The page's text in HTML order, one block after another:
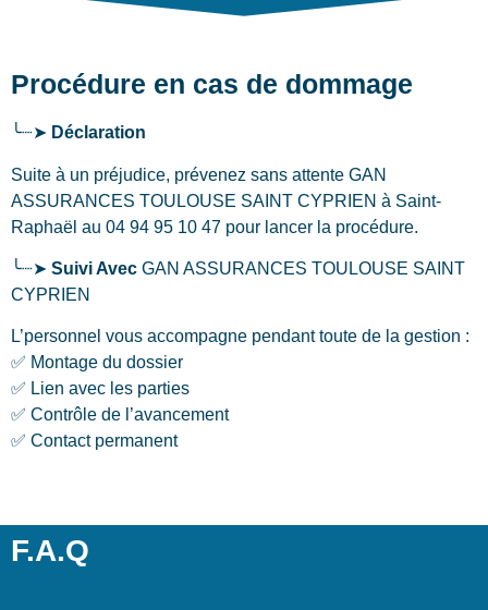
Procédure en cas de dommage
╰┈➤ Déclaration
Suite à un préjudice, prévenez sans attente GAN
ASSURANCES TOULOUSE SAINT CYPRIEN à Saint-
Raphaël au 04 94 95 10 47 pour lancer la procédure.
╰┈➤ Suivi Avec GAN ASSURANCES TOULOUSE SAINT
CYPRIEN
L’personnel vous accompagne pendant toute de la gestion :
✅ Montage du dossier
✅ Lien avec les parties
✅ Contrôle de l’avancement
✅ Contact permanent
F.A.Q